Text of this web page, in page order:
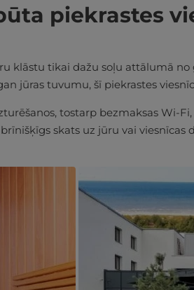
piekrastes
klāstu tikai dažu soļu attālumā
jūras tuvumu, šī piekrastes
tostarp bezmaksas Wi-
skats uz jūru vai